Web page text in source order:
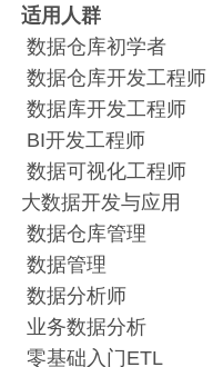
适用人群
数据仓库初学者
数据仓库开发工程师
数据库开发工程师
BI开发工程师
数据可视化工程师
大数据开发与应用
数据仓库管理
数据管理
数据分析师
业务数据分析
零基础入门ETL